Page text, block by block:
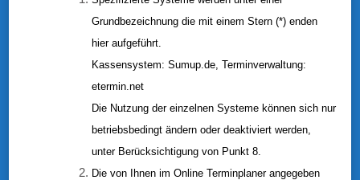
Grundbezeichnung die mit einem Stern (*) enden
hier aufgeführt.
Kassensystem: Sumup.de, Terminverwaltung:
etermin.net
Die Nutzung der einzelnen Systeme können sich nur
betriebsbedingt ändern oder deaktiviert werden,
unter Berücksichtigung von Punkt 8.
Die von Ihnen im Online Terminplaner angegeben